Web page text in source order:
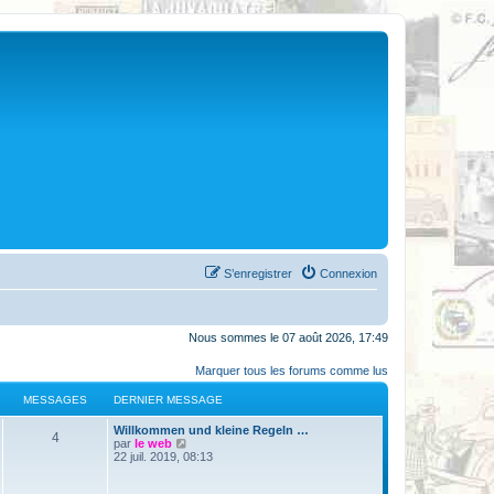
Connexion
S’enregistrer
Nous sommes le 07 août 2026, 17:49
Marquer tous les forums comme lus
MESSAGES DERNIER MESSAGE
4
Willkommen und kleine Regeln …
par le web
o
22 juil. 2019, 08:13